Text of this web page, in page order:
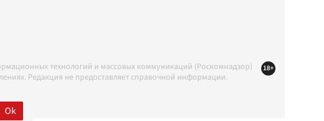
технологий и массовых коммуникаций (Роскомнадзор)
Редакция не предоставляет справочной информации.
18+
Ok